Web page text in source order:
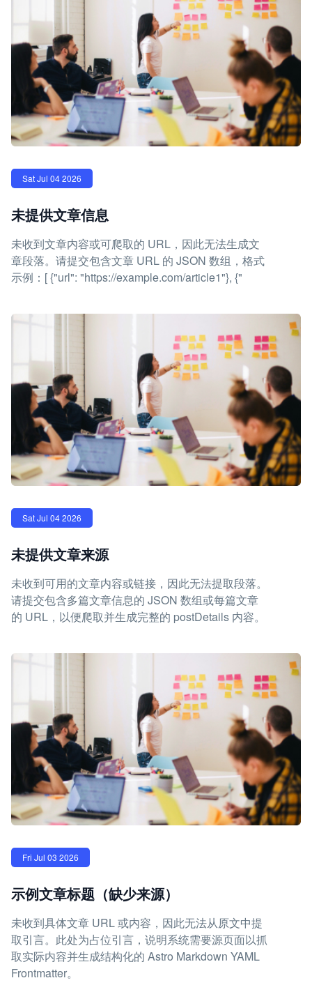
Sat Jul 04 2026
未提供文章信息
未收到文章内容或可爬取的 URL，因此无法生成文
章段落。请提交包含文章 URL 的 JSON 数组，格式
示例：[ {"url": "https://example.com/article1"}, {"
Sat Jul 04 2026
未提供文章来源
未收到可用的文章内容或链接，因此无法提取段落。
请提交包含多篇文章信息的 JSON 数组或每篇文章
的 URL，以便爬取并生成完整的 postDetails 内容。
Fri Jul 03 2026
示例文章标题（缺少来源）
未收到具体文章 URL 或内容，因此无法从原文中提
取引言。此处为占位引言，说明系统需要源页面以抓
取实际内容并生成结构化的 Astro Markdown YAML
Frontmatter。